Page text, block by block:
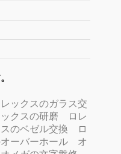
レックスのガラス交
クスの研磨
ロレ
のベゼル交換
ロ
ーバーホール
オ